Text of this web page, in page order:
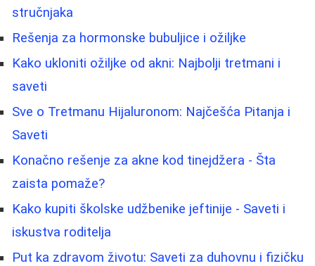
stručnjaka
Rešenja za hormonske bubuljice i ožiljke
Kako ukloniti ožiljke od akni: Najbolji tretmani i
saveti
Sve o Tretmanu Hijaluronom: Najčešća Pitanja i
Saveti
Konačno rešenje za akne kod tinejdžera - Šta
zaista pomaže?
Kako kupiti školske udžbenike jeftinije - Saveti i
iskustva roditelja
Put ka zdravom životu: Saveti za duhovnu i fizičku